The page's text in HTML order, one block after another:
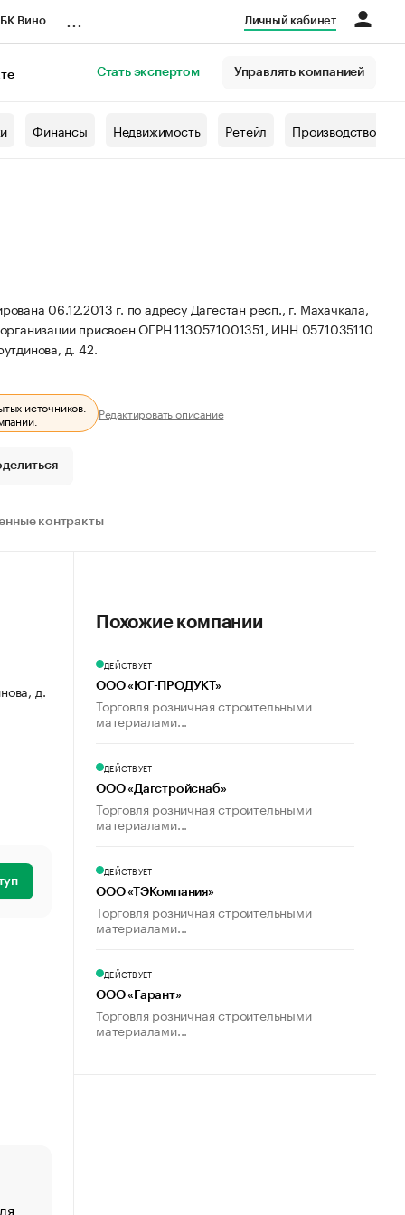
Вино Личный кабинет
Стать экспертом Управлять компанией
Финансы Недвижимость Ретейл Производство
06.12.2013 г. по адресу Дагестан респ., г. Махачкала,
присвоен ОГРН 1130571001351, ИНН 0571035110
д. 42.
источников. Редактировать описание
контракты
д.
Похожие компании
ДЕЙСТВУЕТ
ООО «ЮГ-ПРОДУКТ»
Торговля розничная строительными
материалами...
ДЕЙСТВУЕТ
ООО «Дагстройснаб»
Торговля розничная строительными
материалами...
ДЕЙСТВУЕТ
ООО «ТЭКомпания»
Торговля розничная строительными
материалами...
ДЕЙСТВУЕТ
ООО «Гарант»
Торговля розничная строительными
материалами...